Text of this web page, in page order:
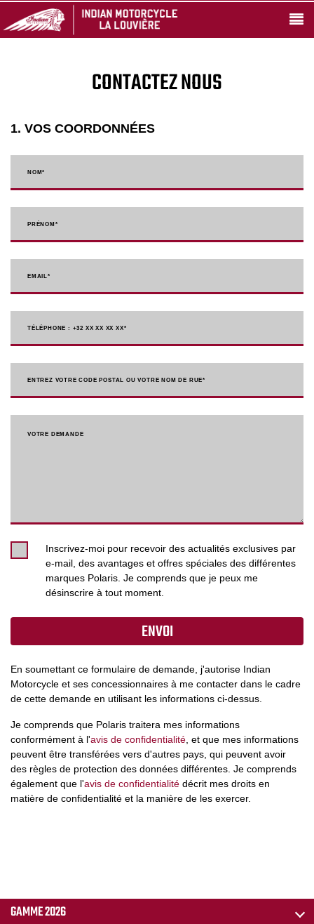
CONTACTEZ NOUS
1. VOS COORDONNÉES
NOM*
PRÉNOM *
EMAIL*
TÉLÉPHONE : +32 XX XX XX XX*
ENTREZ VOTRE CODE POSTAL OU VOTRE NOM DE RUE*
VOTRE DEMANDE
Inscrivez-moi pour recevoir des actualités exclusives par
e-mail, des avantages et offres spéciales des différentes
marques Polaris. Je comprends que je peux me
désinscrire à tout moment.
En soumettant ce formulaire de demande, j'autorise Indian
Motorcycle et ses concessionnaires à me contacter dans le cadre
de cette demande en utilisant les informations ci-dessus.
Je comprends que Polaris traitera mes informations
conformément à l'avis de confidentialité , et que mes informations
peuvent être transférées vers d'autres pays, qui peuvent avoir
des règles de protection des données différentes. Je comprends
également que l'avis de confidentialité décrit mes droits en
matière de confidentialité et la manière de les exercer.
GAMME 2026